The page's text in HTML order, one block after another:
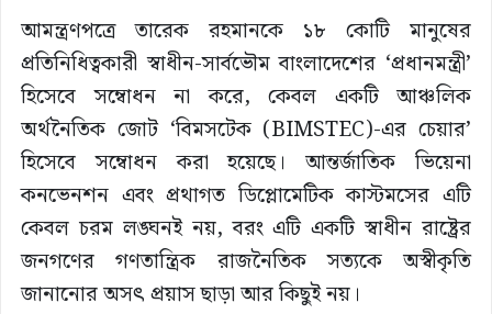
আমন্ত্রণপত্রে তারেক রহমানকে ১৮ কোটি মানুষের
প্রতিনিধিত্বকারী স্বাধীন-সার্বভৌম বাংলাদেশের ‘প্রধানমন্ত্রী’
হিসেবে সম্বোধন না করে, কেবল একটি আঞ্চলিক
অর্থনৈতিক জোট ‘বিমসটেক (BIMSTEC)-এর চেয়ার’
হিসেবে সম্বোধন করা হয়েছে। আন্তর্জাতিক ভিয়েনা
কনভেনশন এবং প্রথাগত ডিপ্লোমেটিক কাস্টমসের এটি
কেবল চরম লঙ্ঘনই নয়, বরং এটি একটি স্বাধীন রাষ্ট্রের
জনগণের গণতান্ত্রিক রাজনৈতিক সত্যকে অস্বীকৃতি
জানানোর অসৎ প্রয়াস ছাড়া আর কিছুই নয়।